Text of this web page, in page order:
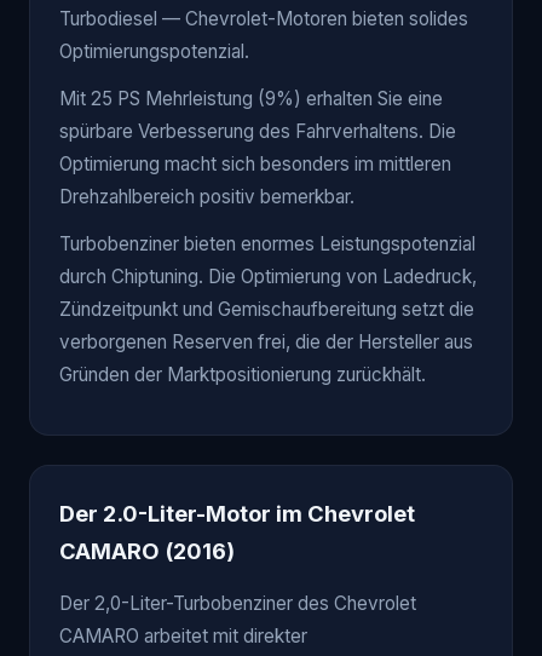
Turbodiesel — Chevrolet-Motoren bieten solides
Optimierungspotenzial.
Mit 25 PS Mehrleistung (9%) erhalten Sie eine
spürbare Verbesserung des Fahrverhaltens. Die
Optimierung macht sich besonders im mittleren
Drehzahlbereich positiv bemerkbar.
Turbobenziner bieten enormes Leistungspotenzial
durch Chiptuning. Die Optimierung von Ladedruck,
Zündzeitpunkt und Gemischaufbereitung setzt die
verborgenen Reserven frei, die der Hersteller aus
Gründen der Marktpositionierung zurückhält.
Der 2.0-Liter-Motor im Chevrolet
CAMARO (2016)
Der 2,0-Liter-Turbobenziner des Chevrolet
CAMARO arbeitet mit direkter